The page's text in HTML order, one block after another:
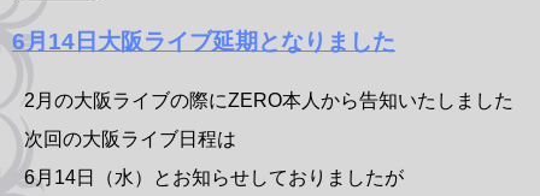
6月14日大阪ライブ延期となりました
2月の大阪ライブの際にZERO本人から告知いたしました
次回の大阪ライブ日程は
6月14日（水）とお知らせしておりましたが